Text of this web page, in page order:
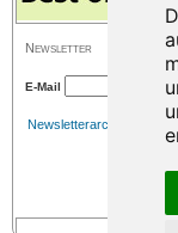
Newsletter
E-Mail
Newsletterarchiv